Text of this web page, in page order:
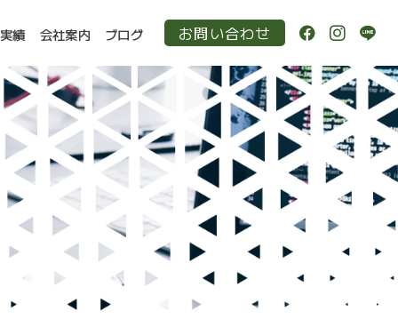
績 会社案内 ブログ お問い合わせ